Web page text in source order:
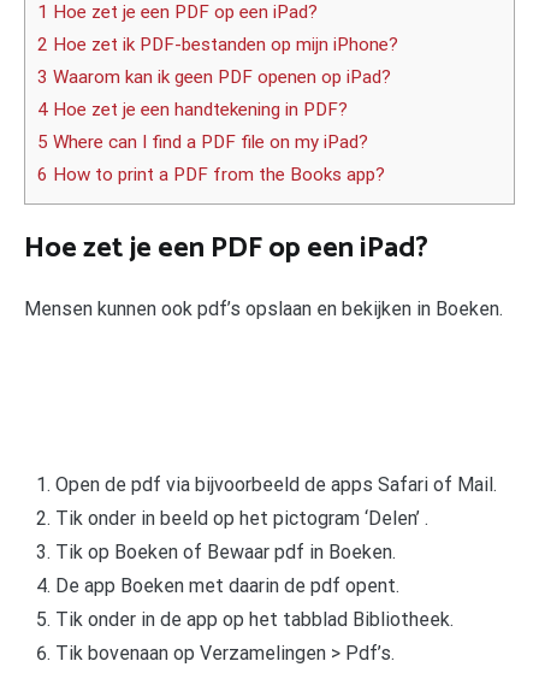
1 Hoe zet je een PDF op een iPad?
2 Hoe zet ik PDF-bestanden op mijn iPhone?
3 Waarom kan ik geen PDF openen op iPad?
4 Hoe zet je een handtekening in PDF?
5 Where can I find a PDF file on my iPad?
6 How to print a PDF from the Books app?
Hoe zet je een PDF op een iPad?
Mensen kunnen ook pdf’s opslaan en bekijken in Boeken.
Open de pdf via bijvoorbeeld de apps Safari of Mail.
Tik onder in beeld op het pictogram ‘Delen’ .
Tik op Boeken of Bewaar pdf in Boeken.
De app Boeken met daarin de pdf opent.
Tik onder in de app op het tabblad Bibliotheek.
Tik bovenaan op Verzamelingen > Pdf’s.